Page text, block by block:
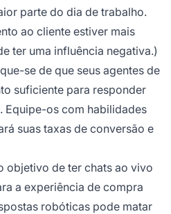
parte do dia de trabalho.
ao cliente estiver mais
ter uma influência negativa.)
se de que seus agentes de
suficiente para responder
Equipe-os com habilidades
suas taxas de conversão e
objetivo de ter chats ao vivo
a experiência de compra
robóticas pode matar